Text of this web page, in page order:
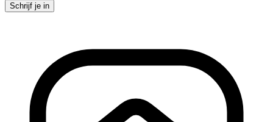
Schrijf je in